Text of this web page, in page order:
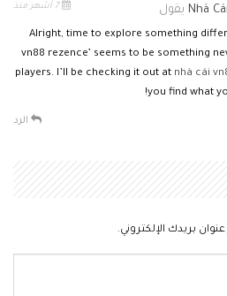
Nhà يقول
Alright, time to explore something
vn88 rezence’ seems to be something
players. I’ll be checking it out at nhà cái
you find what
الرد
بريدك الإلكتروني.